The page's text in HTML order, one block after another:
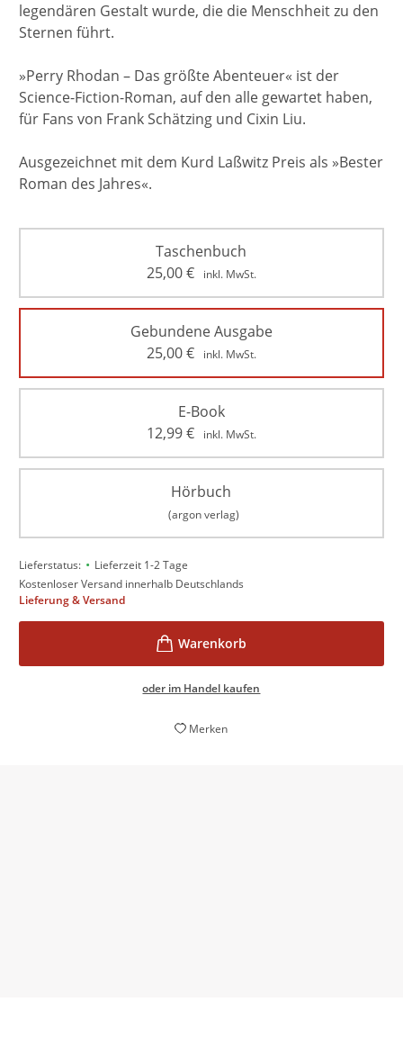
legendären Gestalt wurde, die die Menschheit zu den
Sternen führt.
»Perry Rhodan – Das größte Abenteuer« ist der
Science-Fiction-Roman, auf den alle gewartet haben,
für Fans von Frank Schätzing und Cixin Liu.
Ausgezeichnet mit dem Kurd Laßwitz Preis als »Bester
Roman des Jahres«.
Taschenbuch
25,00€ inkl. MwSt.
Gebundene Ausgabe
25,00€ inkl. MwSt.
E-Book
12,99€ inkl. MwSt.
Hörbuch
(argon verlag)
Lieferstatus: • Lieferzeit 1-2 Tage
Kostenloser Versand innerhalb Deutschlands
Lieferung & Versand
oder im Handel kaufen
Merken